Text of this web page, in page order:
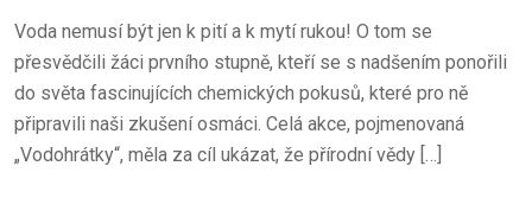
N
Voda nemusí být jen k pití a k mytí rukou! O tom se
přesvědčili žáci prvního stupně, kteří se s nadšením ponořili
do světa fascinujících chemických pokusů, které pro ně
připravili naši zkušení osmáci. Celá akce, pojmenovaná
„Vodohrátky“, měla za cíl ukázat, že přírodní vědy […]